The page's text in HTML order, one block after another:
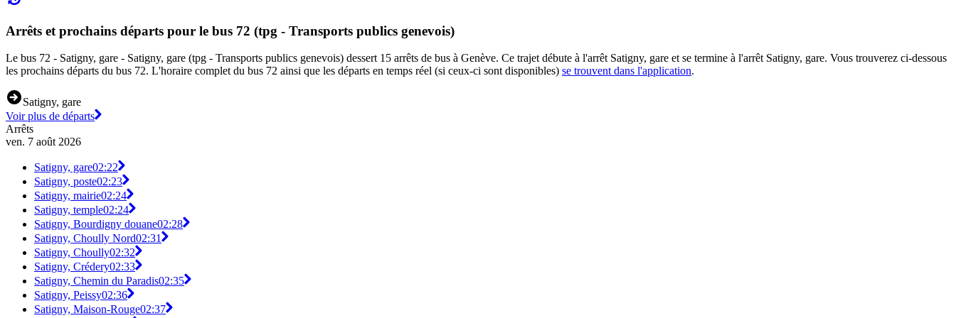
Arrêts et prochains départs pour le bus 72 (tpg - Transports publics genevois)
Le bus 72 - Satigny, gare - Satigny, gare (tpg - Transports publics genevois) dessert 15 arrêts de bus à Genève. Ce trajet débute à l'arrêt Satigny, gare et se termine à l'arrêt Satigny, gare. Vous trouverez ci-dessous
les prochains départs du bus 72. L'horaire complet du bus 72 ainsi que les départs en temps réel (si ceux-ci sont disponibles) se trouvent dans l'application.
Satigny, gare
Voir plus de départs
Arrêts
ven. 7 août 2026
Satigny, gare02:22
Satigny, poste02:23
Satigny, mairie02:24
Satigny, temple02:24
Satigny, Bourdigny douane02:28
Satigny, Choully Nord02:31
Satigny, Choully02:32
Satigny, Crédery02:33
Satigny, Chemin du Paradis02:35
Satigny, Peissy02:36
Satigny, Maison-Rouge02:37